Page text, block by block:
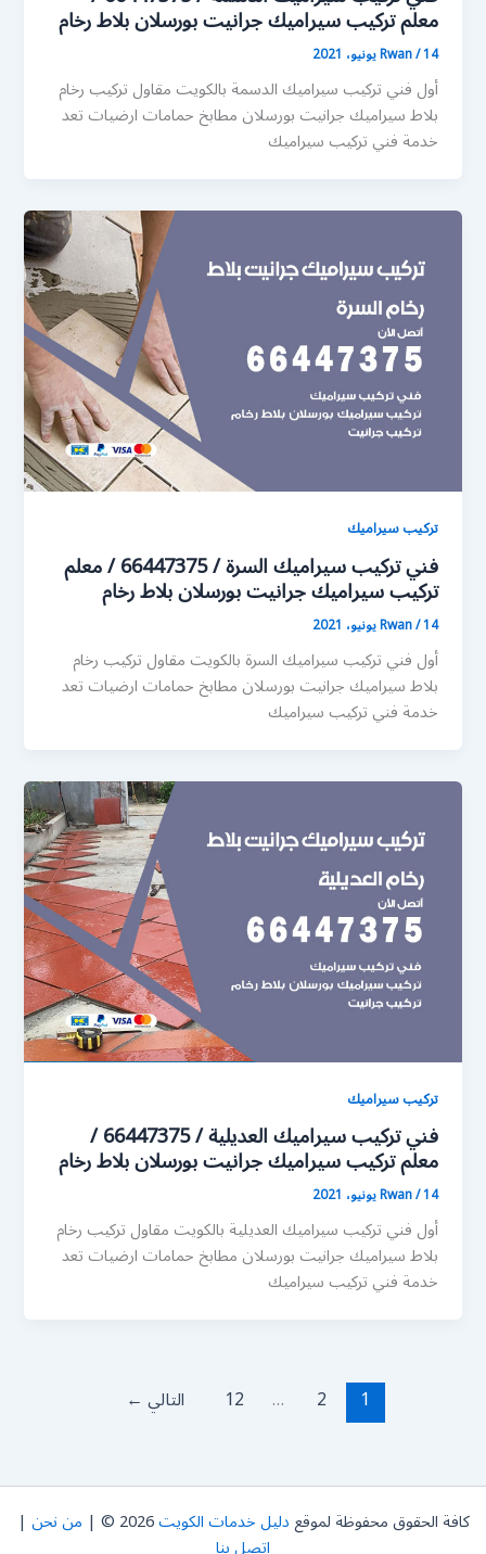
معلم تركيب سيراميك جرانيت بورسلان بلاط رخام
Rwan/14 يونيو، 2021
أول فني تركيب سيراميك الدسمة بالكويت مقاول تركيب رخام
بلاط سيراميك جرانيت بورسلان مطابخ حمامات ارضيات تعد
خدمة فني تركيب سيراميك
تركيب سيراميك
فني تركيب سيراميك السرة / 66447375 / معلم
تركيب سيراميك جرانيت بورسلان بلاط رخام
Rwan/14 يونيو، 2021
أول فني تركيب سيراميك السرة بالكويت مقاول تركيب رخام
بلاط سيراميك جرانيت بورسلان مطابخ حمامات ارضيات تعد
خدمة فني تركيب سيراميك
تركيب سيراميك
فني تركيب سيراميك العديلية / 66447375 /
معلم تركيب سيراميك جرانيت بورسلان بلاط رخام
Rwan/14 يونيو، 2021
أول فني تركيب سيراميك العديلية بالكويت مقاول تركيب رخام
بلاط سيراميك جرانيت بورسلان مطابخ حمامات ارضيات تعد
خدمة فني تركيب سيراميك
1
2
…
12 التالي ←
كافة الحقوق محفوظة لموقعدليل خدمات الكويت2026 © | من نحن |